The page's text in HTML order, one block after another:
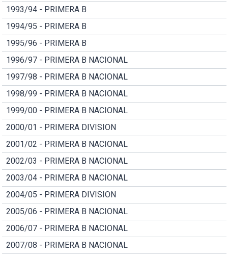
1993/94 - PRIMERA B
1994/95 - PRIMERA B
1995/96 - PRIMERA B
1996/97 - PRIMERA B NACIONAL
1997/98 - PRIMERA B NACIONAL
1998/99 - PRIMERA B NACIONAL
1999/00 - PRIMERA B NACIONAL
2000/01 - PRIMERA DIVISION
2001/02 - PRIMERA B NACIONAL
2002/03 - PRIMERA B NACIONAL
2003/04 - PRIMERA B NACIONAL
2004/05 - PRIMERA DIVISION
2005/06 - PRIMERA B NACIONAL
2006/07 - PRIMERA B NACIONAL
2007/08 - PRIMERA B NACIONAL